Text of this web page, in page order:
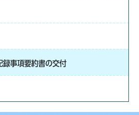
録事項要約書の交付